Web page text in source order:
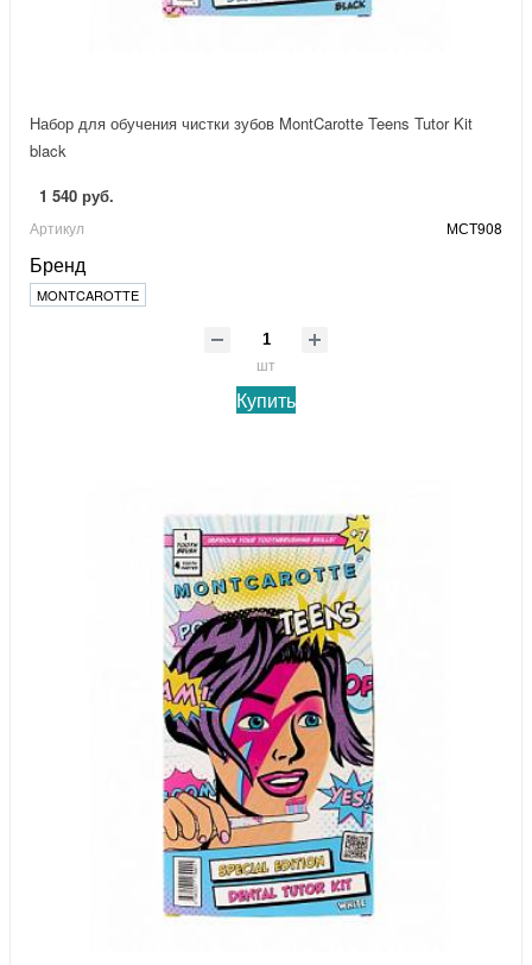
Набор для обучения чистки зубов MontCarotte Teens Tutor Kit
black
1 540 руб.
Артикул МСТ908
Бренд
MONTCAROTTE
шт
Купить